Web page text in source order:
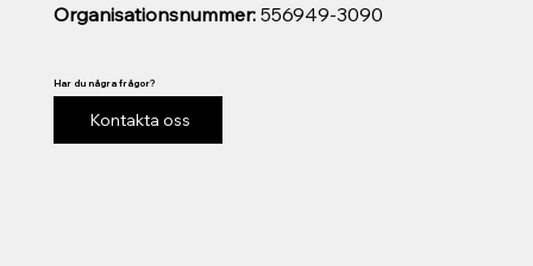
Organisationsnummer:556949-3090
Har du några frågor?
Kontakta oss